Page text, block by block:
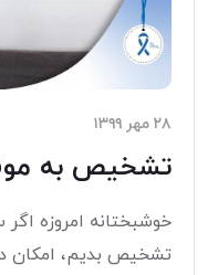
۲۸ مهر ۱۳۹۹
تشخیص به
خوشبختانه امروزه
تشخیص بدیم، امکان